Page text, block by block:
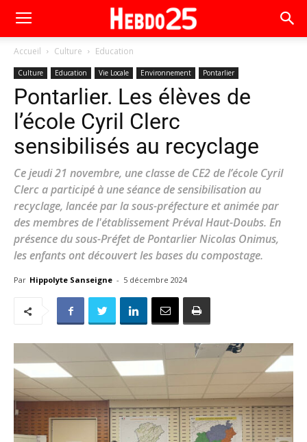
Accueil Culture Education
Culture Education Vie Locale Environnement Pontarlier
Pontarlier. Les élèves de
l’école Cyril Clerc
sensibilisés au recyclage
Ce jeudi 21 novembre, une classe de CE2 de l’école Cyril
Clerc a participé à une séance de sensibilisation au
recyclage, lancée par la sous-préfecture et animée par
des membres de l'établissement Préval Haut-Doubs. En
présence du sous-Préfet de Pontarlier Nicolas Onimus,
les enfants ont découvert les bases du compostage.
Par Hippolyte Sanseigne - 5 décembre 2024